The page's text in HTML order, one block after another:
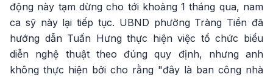
động này tạm dừng cho tới khoảng 1 tháng qua, nam
ca sỹ này lại tiếp tục. UBND phường Tràng Tiền đã
hướng dẫn Tuấn Hưng thực hiện việc tổ chức biểu
diễn nghệ thuật theo đúng quy định, nhưng anh
không thực hiện bởi cho rằng "đây là ban công nhà